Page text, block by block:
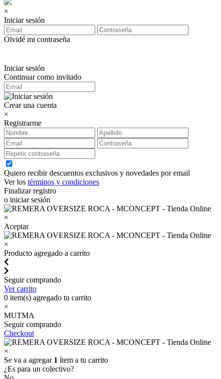
×
Iniciar sesión
Olvidé mi contraseña
Iniciar sesión
Continuar como invitado
Crear una cuenta
×
Registrarme
Quiero recibir descuentos exclusivos y novedades por email
Ver los términos y condiciones
Finalizar registro
o iniciar sesión
×
Aceptar
×
Producto agregado a carrito
Seguir comprando
Ver carrito
0 item(s) agregado tu carrito
×
MUTMA
Seguir comprando
Checkout
×
Se va a agregar 1 ítem a tu carrito
¿Es para un colectivo?